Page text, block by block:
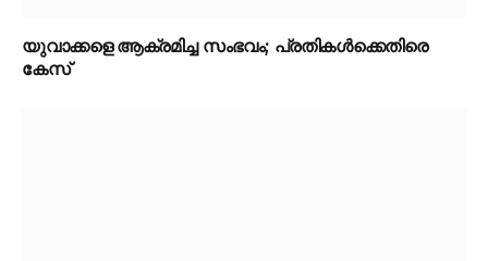
യുവാക്കളെ ആക്രമിച്ച സംഭവം; പ്രതികൾക്കെതിരെ
കേസ്